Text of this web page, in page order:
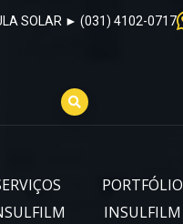
SOLAR ► (031) 4102-0717
PORTFÓLIO
INSULFILM